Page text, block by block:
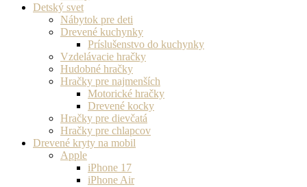
Detský svet
Nábytok pre deti
Drevené kuchynky
Príslušenstvo do kuchynky
Vzdelávacie hračky
Hudobné hračky
Hračky pre najmenších
Motorické hračky
Drevené kocky
Hračky pre dievčatá
Hračky pre chlapcov
Drevené kryty na mobil
Apple
iPhone 17
iPhone Air